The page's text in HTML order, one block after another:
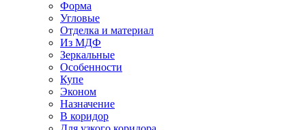
Форма
Угловые
Отделка и материал
Из МДФ
Зеркальные
Особенности
Купе
Эконом
Назначение
В коридор